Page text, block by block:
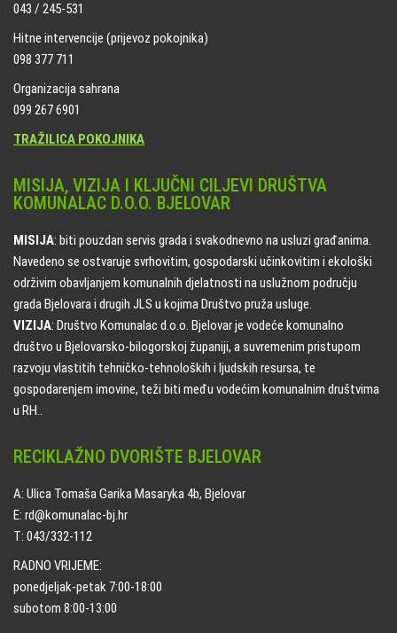
043 / 245-531
Hitne intervencije (prijevoz pokojnika)
098 377 711
Organizacija sahrana
099 267 6901
TRAŽILICA POKOJNIKA
MISIJA, VIZIJA I KLJUČNI CILJEVI DRUŠTVA
KOMUNALAC D.O.O. BJELOVAR
MISIJA: biti pouzdan servis grada i svakodnevno na usluzi građanima.
Navedeno se ostvaruje svrhovitim, gospodarski učinkovitim i ekološki
održivim obavljanjem komunalnih djelatnosti na uslužnom području
grada Bjelovara i drugih JLS u kojima Društvo pruža usluge.
VIZIJA: Društvo Komunalac d.o.o. Bjelovar je vodeće komunalno
društvo u Bjelovarsko-bilogorskoj županiji, a suvremenim pristupom
razvoju vlastitih tehničko-tehnoloških i ljudskih resursa, te
gospodarenjem imovine, teži biti među vodećim komunalnim društvima
u RH..
RECIKLAŽNO DVORIŠTE BJELOVAR
A: Ulica Tomaša Garika Masaryka 4b, Bjelovar
E: rd@komunalac-bj.hr
T: 043/332-112
RADNO VRIJEME:
ponedjeljak-petak 7:00-18:00
subotom 8:00-13:00